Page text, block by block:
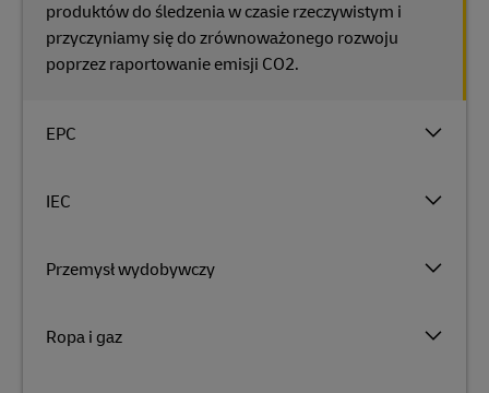
EPC
IEC
Przemysł wydobywczy
Ropa i gaz
produktów do śledzenia w czasie rzeczywistym i
przyczyniamy się do zrównoważonego rozwoju
poprzez raportowanie emisji CO2.